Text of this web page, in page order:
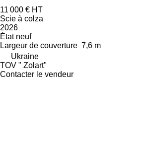
11 000 € HT
Scie à colza
2026
Étatneuf
Largeur de couverture 7,6 m
Ukraine
TOV " Zolart"
Contacter le vendeur